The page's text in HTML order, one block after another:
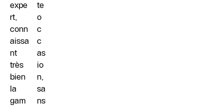
expe
rt,
conn
aissa
nt
très
bien
la
gam
te
o
c
c
as
io
n,
sa
ns